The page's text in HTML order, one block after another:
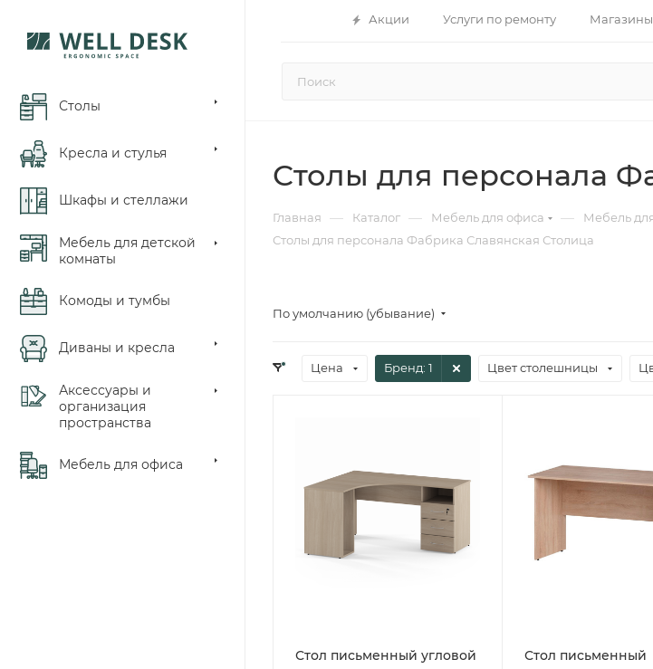
Акции Услуги по ремонту Магазины
Столы
Кресла и стулья
Шкафы и стеллажи
Мебель для детской
комнаты
Комоды и тумбы
Диваны и кресла
Аксессуары и
организация
пространства
Мебель для офиса
Столы для персонала
Главная — Каталог — Мебель для офиса — Мебель
Столы для персонала Фабрика Славянская Столица
По умолчанию (убывание)
Цена Бренд: 1 Цвет столешницы
Стол письменный угловой
Стол письменный